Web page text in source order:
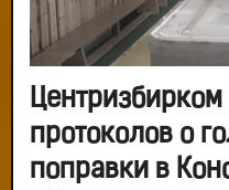
Центризбирком
протоколов о
поправки в